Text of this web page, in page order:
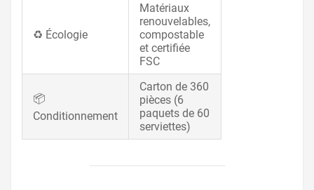
♻️ Écologie
Matériaux
renouvelables,
compostable
et certifiée
FSC
📦
Conditionnement
Carton de 360
pièces (6
paquets de 60
serviettes)